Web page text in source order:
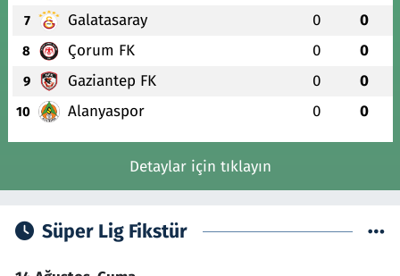
7 Galatasaray 0 0
8 Çorum FK 0 0
9 Gaziantep FK 0 0
10 Alanyaspor 0 0
Detaylar için tıklayın
Süper Lig Fikstür